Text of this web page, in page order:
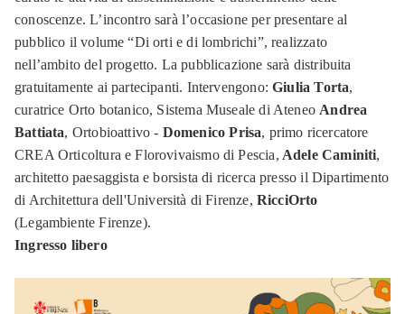
conoscenze. L’incontro sarà l’occasione per presentare al
pubblico il volume “Di orti e di lombrichi”, realizzato
nell’ambito del progetto. La pubblicazione sarà distribuita
gratuitamente ai partecipanti. Intervengono:Giulia Torta,
curatrice Orto botanico, Sistema Museale di Ateneo Andrea
Battiata, Ortobioattivo - Domenico Prisa, primo ricercatore
CREA Orticoltura e Florovivaismo di Pescia, Adele Caminiti,
architetto paesaggista e borsista di ricerca presso il Dipartimento
di Architettura dell'Università di Firenze, RicciOrto
(Legambiente Firenze).
Ingresso libero